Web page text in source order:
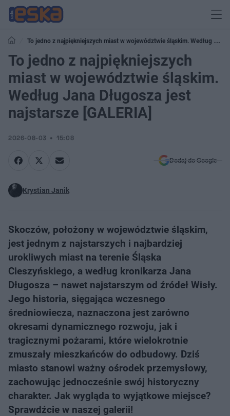
To jedno z najpiękniejszych miast w województwie śląskim. Według Jana
Długosza jest najstarsze [GALERIA]
To jedno z najpiękniejszych
miast w województwie śląskim.
Według Jana Długosza jest
najstarsze [GALERIA]
2026-08-03 15:08
Dodaj do Google
Krystian Janik
Skoczów, położony w województwie śląskim,
jest jednym z najstarszych i najbardziej
urokliwych miast na terenie Śląska
Cieszyńskiego, a według kronikarza Jana
Długosza – nawet najstarszym od źródeł Wisły.
Jego historia, sięgająca wczesnego
średniowiecza, naznaczona jest zarówno
okresami dynamicznego rozwoju, jak i
tragicznymi pożarami, które wielokrotnie
zmuszały mieszkańców do odbudowy. Dziś
miasto stanowi ważny ośrodek przemysłowy,
zachowując jednocześnie swój historyczny
charakter. Jak wygląda to wyjątkowe miejsce?
Sprawdźcie w naszej galerii!